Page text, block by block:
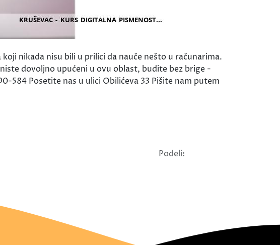
nikada nisu bili u prilici da nauče nešto u računarima.
dovoljno upućeni u ovu oblast, budite bez brige -
584 Posetite nas u ulici Obilićeva 33 Pišite nam putem
Podeli: